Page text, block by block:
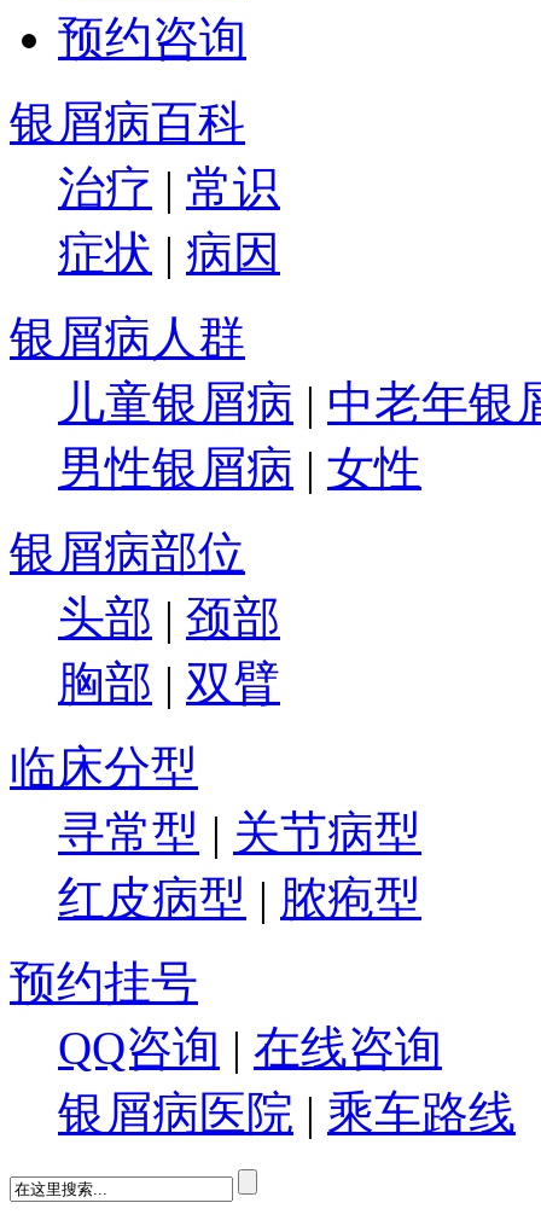
预约咨询
银屑病百科
治疗 | 常识
症状 | 病因
银屑病人群
儿童银屑病 | 中老年银
男性银屑病 | 女性
银屑病部位
头部 | 颈部
胸部 | 双臂
临床分型
寻常型 | 关节病型
红皮病型 | 脓疱型
预约挂号
QQ咨询 | 在线咨询
银屑病医院 | 乘车路线